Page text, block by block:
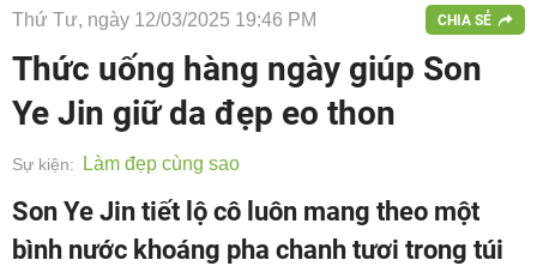
Thứ Tư, ngày 12/03/2025 19:46 PM CHIA SẺ
Thức uống hàng ngày giúp Son
Ye Jin giữ da đẹp eo thon
Sự kiện: Làm đẹp cùng sao
Son Ye Jin tiết lộ cô luôn mang theo một
bình nước khoáng pha chanh tươi trong túi